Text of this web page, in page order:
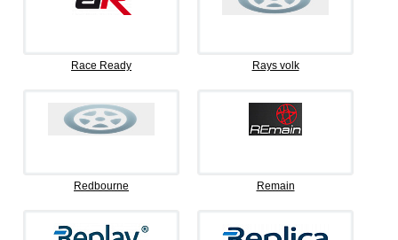
Race Ready Rays volk
Redbourne Remain